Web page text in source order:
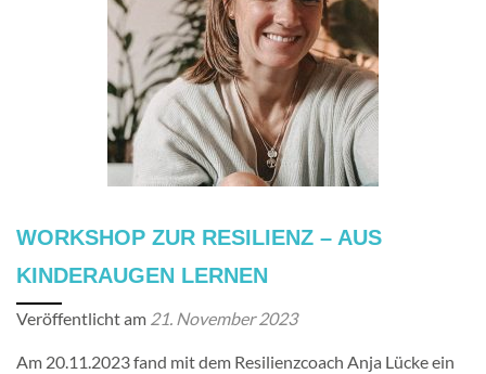
WORKSHOP ZUR RESILIENZ – AUS
KINDERAUGEN LERNEN
Veröffentlicht am 21. November 2023
Am 20.11.2023 fand mit dem Resilienzcoach Anja Lücke ein